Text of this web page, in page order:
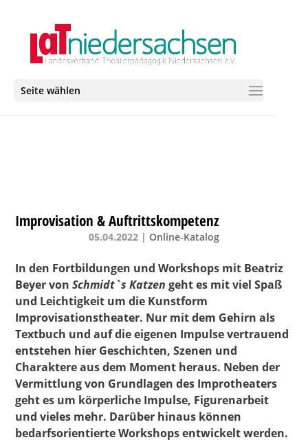
Seite wählen
Improvisation & Auftrittskompetenz
05.04.2022 | Online-Katalog
In den Fortbildungen und Workshops mit Beatriz
Beyer vonSchmidt`s Katzen geht es mit viel Spaß
und Leichtigkeit um die Kunstform
Improvisationstheater. Nur mit dem Gehirn als
Textbuch und auf die eigenen Impulse vertrauend
entstehen hier Geschichten, Szenen und
Charaktere aus dem Moment heraus. Neben der
Vermittlung von Grundlagen des Improtheaters
geht es um körperliche Impulse, Figurenarbeit
und vieles mehr. Darüber hinaus können
bedarfsorientierte Workshops entwickelt werden.